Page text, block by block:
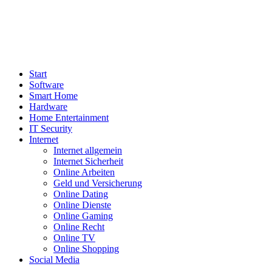
Start
Software
Smart Home
Hardware
Home Entertainment
IT Security
Internet
Internet allgemein
Internet Sicherheit
Online Arbeiten
Geld und Versicherung
Online Dating
Online Dienste
Online Gaming
Online Recht
Online TV
Online Shopping
Social Media